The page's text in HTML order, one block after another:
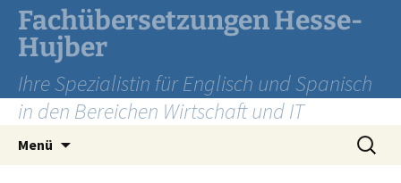
Zum
Inhalt
springen
Fachübersetzungen Hesse-
Hujber
Ihre Spezialistin für Englisch und Spanisch
in den Bereichen Wirtschaft und IT
Menü
Suchen
nach: